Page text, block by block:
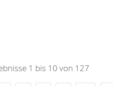
1 bis 10 von 127